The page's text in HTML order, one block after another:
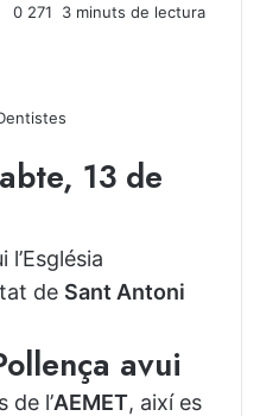
0 271 3 minuts de lectura
13 de
de Sant Antoni
avui
de l’AEMET, així es